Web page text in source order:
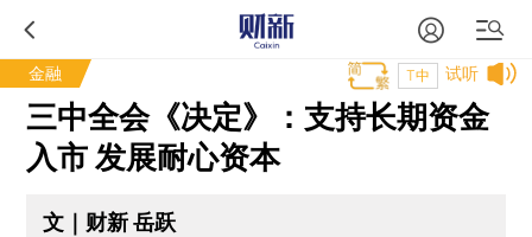
金融 试听
T中
三中全会《决定》：支持长期资金
入市 发展耐心资本
文｜财新 岳跃